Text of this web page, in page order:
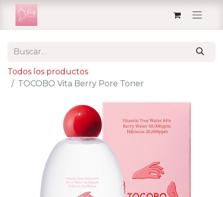
Todos los productos
TOCOBO Vita Berry Pore Toner